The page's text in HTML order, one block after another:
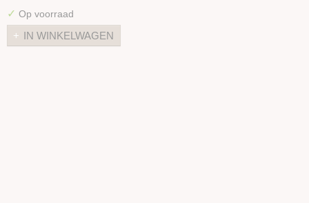
✓ Op voorraad
IN WINKELWAGEN